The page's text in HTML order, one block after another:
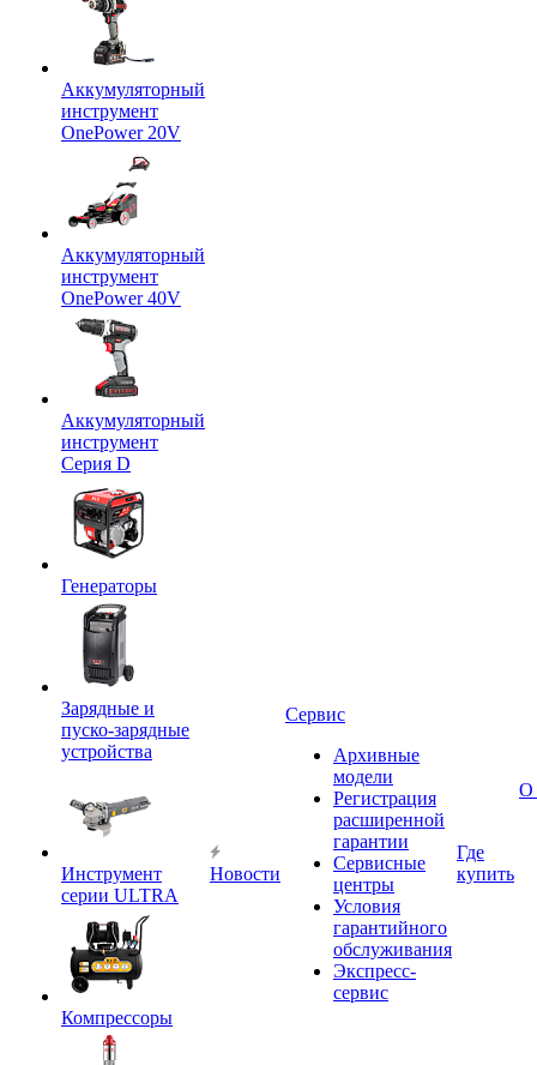
Аккумуляторный
инструмент
OnePower 20V
Аккумуляторный
инструмент
OnePower 40V
Аккумуляторный
инструмент
Серия D
Генераторы
Зарядные и
пуско-зарядные
устройства
Инструмент
серии ULTRA
Компрессоры
Новости
Сервис
Архивные
модели
Регистрация
расширенной
гарантии
Сервисные
центры
Условия
гарантийного
обслуживания
Экспресс-
сервис
Где
купить
О